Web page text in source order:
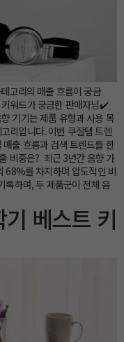
고리의 매출 흐름이 궁금
워드가 궁금한 판매자님 ✔️
기기는 제품 유형과 사용 목
리입니다. 이번 쿠잘템 트렌
출 흐름과 검색 트렌드를 한
비중은? 최근 3년간 음향 가
68%를 차지하며 압도적인 비
록하며, 두 제품군이 전체 음
베스트 키